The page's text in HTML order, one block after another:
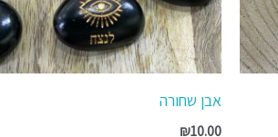
אבן שחורה
₪10.00
את
האפשרויות
בעמוד